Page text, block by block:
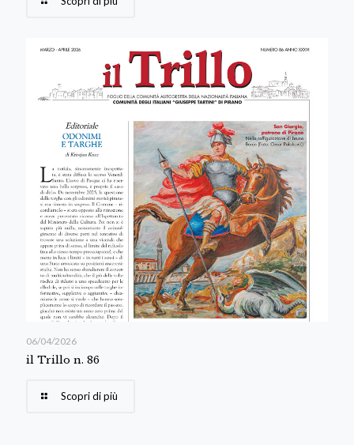
06/04/2026
il Trillo n. 86
Scopri di più